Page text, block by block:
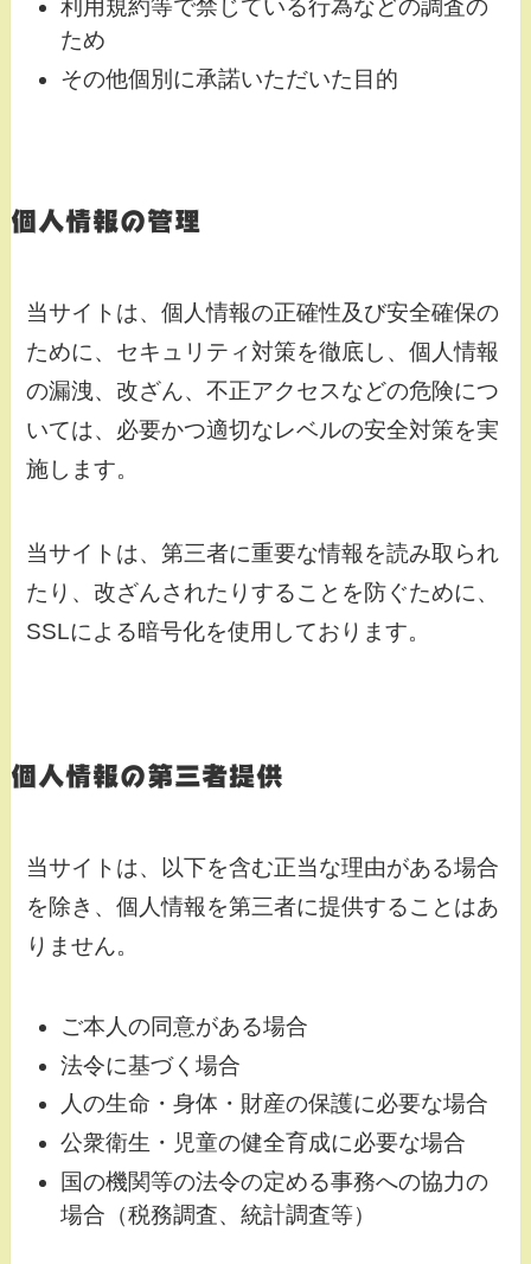
利用規約等で禁じている行為などの調査の
ため
その他個別に承諾いただいた目的
個人情報の管理
当サイトは、個人情報の正確性及び安全確保の
ために、セキュリティ対策を徹底し、個人情報
の漏洩、改ざん、不正アクセスなどの危険につ
いては、必要かつ適切なレベルの安全対策を実
施します。
当サイトは、第三者に重要な情報を読み取られ
たり、改ざんされたりすることを防ぐために、
SSLによる暗号化を使用しております。
個人情報の第三者提供
当サイトは、以下を含む正当な理由がある場合
を除き、個人情報を第三者に提供することはあ
りません。
ご本人の同意がある場合
法令に基づく場合
人の生命・身体・財産の保護に必要な場合
公衆衛生・児童の健全育成に必要な場合
国の機関等の法令の定める事務への協力の
場合（税務調査、統計調査等）